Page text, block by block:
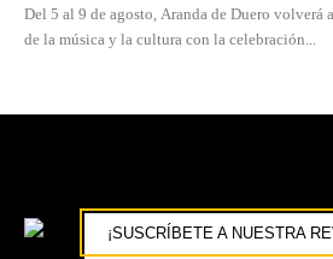
Del 5 al 9 de agosto, Aranda de Duero volverá
de la música y la cultura con la celebración...
¡SUSCRÍBETE A NUESTRA